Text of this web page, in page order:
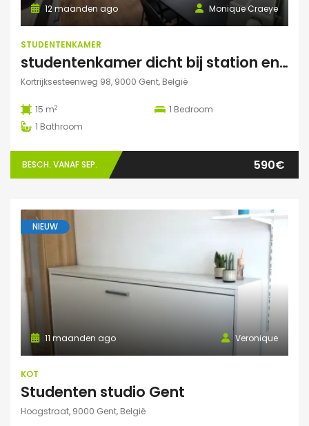
Monique Craeye
12 maanden ago
STUDENTENKAMER
studentenkamer dicht bij station en Citadelpark centraal gelegen
Kortrijksesteenweg 98, 9000 Gent, België
15 m2 1 Bedroom
1 Bathroom
BESCH. VANAF SEP. 590€
NIEUW
Veronique
11 maanden ago
KOT
Studenten studio Gent
Hoogstraat, 9000 Gent, België